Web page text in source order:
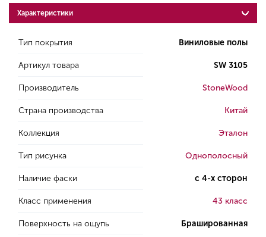
Характеристики
Тип покрытия Виниловые полы
Артикул товара SW 3105
Производитель StoneWood
Страна производства Китай
Коллекция Эталон
Тип рисунка Однополосный
Наличие фаски с 4-х сторон
Класс применения 43 класс
Поверхность на ощупь Брашированная